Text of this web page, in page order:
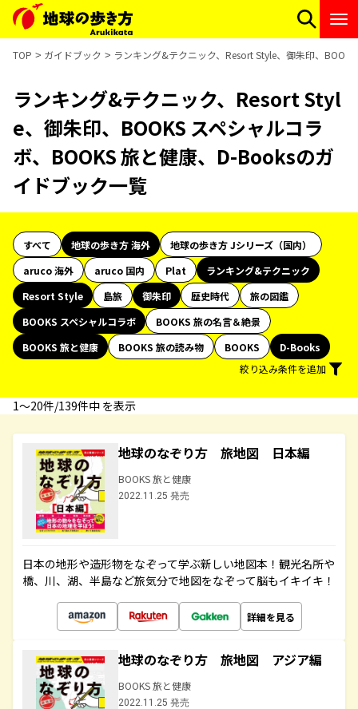
TOP ガイドブック ランキング&テクニック、Resort Style、御朱印、
ランキング&テクニック、Resort Styl
e、御朱印、BOOKS スペシャルコラ
ボ、BOOKS 旅と健康、D-Booksのガ
イドブック一覧
すべて 地球の歩き方 海外
地球の歩き方 Jシリーズ（国内）
aruco 海外
aruco 国内 Plat
ランキング&テクニック
Resort Style
島旅 御朱印 歴史時代
旅の図鑑
BOOKS スペシャルコラボ
BOOKS 旅の名言＆絶景
BOOKS 旅と健康
BOOKS 旅の読み物 BOOKS
D-Books
絞り込み条件を追加
1〜20件/139件中 を表示
地球のなぞり方 旅地図 日本編
BOOKS 旅と健康
2022.11.25 発売
日本の地形や造形物をなぞって学ぶ新しい地図本！観光名所や
橋、川、湖、半島など旅気分で地図をなぞって脳もイキイキ！
詳細を見る
地球のなぞり方 旅地図 アジア編
BOOKS 旅と健康
2022.11.25 発売